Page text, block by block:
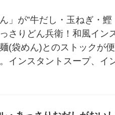
」が”牛だし・玉ねぎ・
さりどん兵衛！和風イン
袋めん)とのストックが
ンスタントスープ、イ